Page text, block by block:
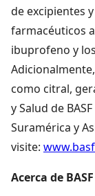
de excipientes
farmacéuticos
ibuprofeno y
como citral,
y Salud de
Suramérica y
visite:
Acerca de BASF